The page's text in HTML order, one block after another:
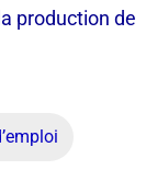
production de